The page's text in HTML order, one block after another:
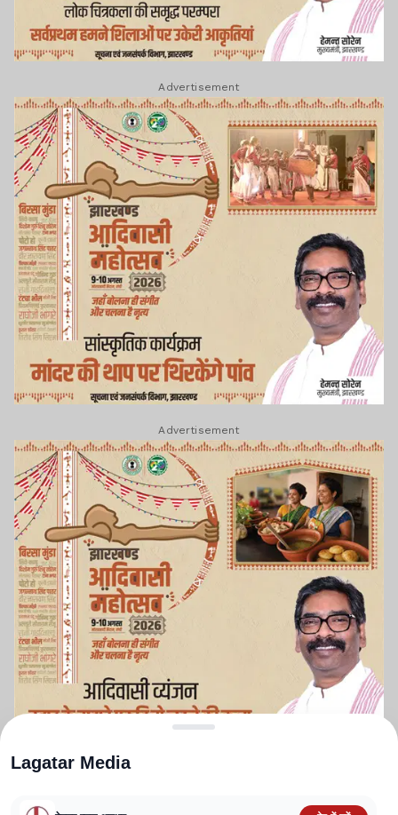
Advertisement
Advertisement
Lagatar Media